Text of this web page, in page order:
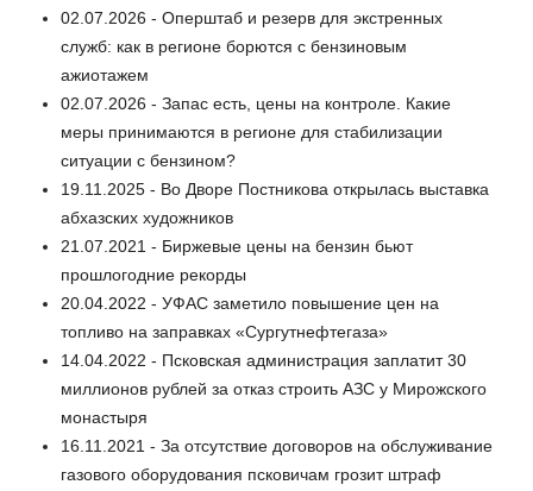
02.07.2026 - Оперштаб и резерв для экстренных
служб: как в регионе борются с бензиновым
ажиотажем
02.07.2026 - Запас есть, цены на контроле. Какие
меры принимаются в регионе для стабилизации
ситуации с бензином?
19.11.2025 - Во Дворе Постникова открылась выставка
абхазских художников
21.07.2021 - Биржевые цены на бензин бьют
прошлогодние рекорды
20.04.2022 - УФАС заметило повышение цен на
топливо на заправках «Сургутнефтегаза»
14.04.2022 - Псковская администрация заплатит 30
миллионов рублей за отказ строить АЗС у Мирожского
монастыря
16.11.2021 - За отсутствие договоров на обслуживание
газового оборудования псковичам грозит штраф